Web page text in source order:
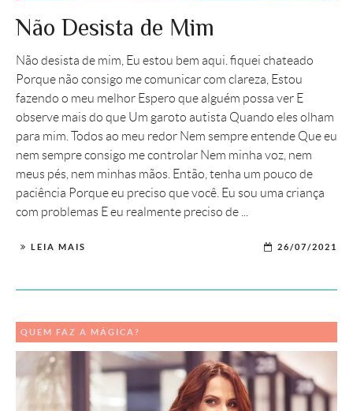
Não Desista de Mim
Não desista de mim, Eu estou bem aqui. fiquei chateado
Porque não consigo me comunicar com clareza, Estou
fazendo o meu melhor Espero que alguém possa ver E
observe mais do que Um garoto autista Quando eles olham
para mim. Todos ao meu redor Nem sempre entende Que eu
nem sempre consigo me controlar Nem minha voz, nem
meus pés, nem minhas mãos. Então, tenha um pouco de
paciência Porque eu preciso que você. Eu sou uma criança
com problemas E eu realmente preciso de ...
LEIA MAIS 26/07/2021
QUEM FAZ A MÁGICA?